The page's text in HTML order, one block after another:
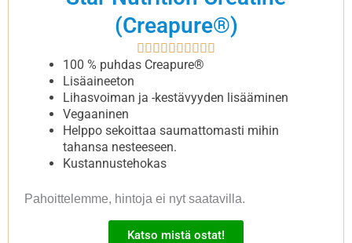
(Creapure®)

of
100 % puhdas Creapure®
Lisäaineeton
Lihasvoiman ja -kestävyyden lisääminen
Vegaaninen
Helppo sekoittaa saumattomasti mihin
tahansa nesteeseen.
Kustannustehokas
Pahoittelemme, hintoja ei nyt saatavilla.
Katso mistä ostat!